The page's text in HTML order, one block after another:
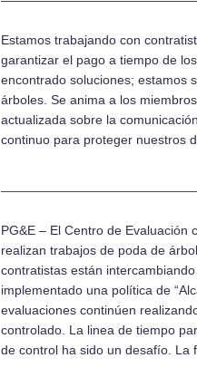
Estamos trabajando con
garantizar el pago a tiempo de
encontrado soluciones; estamos
árboles. Se anima a los
actualizada sobre la
continuo para proteger nuestros
PG&E – El Centro de
realizan trabajos de poda de
contratistas están
implementado una política de
evaluaciones continúen
controlado. La linea de tiempo
de control ha sido un desafío. La